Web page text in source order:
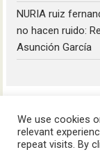
NURIA ruiz
no hacen ruido:
Asunción García
We use cookies
relevant
repeat visits. By